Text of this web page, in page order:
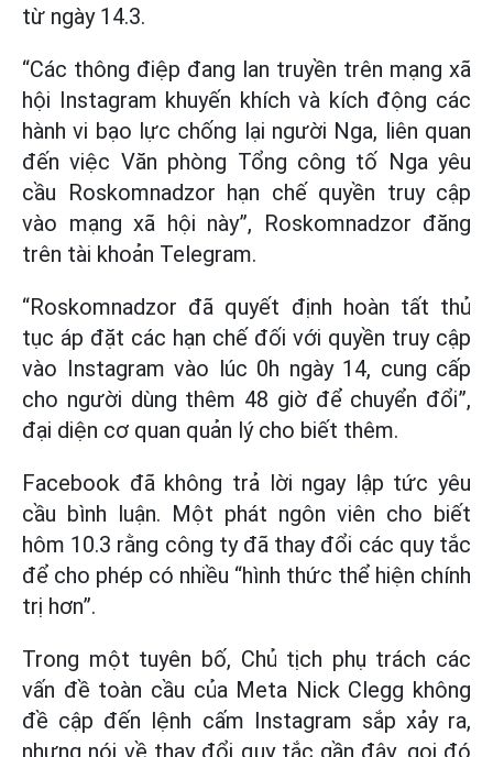
từ ngày 14.3.
“Các thông điệp đang lan truyền trên mạng xã
hội Instagram khuyến khích và kích động các
hành vi bạo lực chống lại người Nga, liên quan
đến việc Văn phòng Tổng công tố Nga yêu
cầu Roskomnadzor hạn chế quyền truy cập
vào mạng xã hội này”, Roskomnadzor đăng
trên tài khoản Telegram.
“Roskomnadzor đã quyết định hoàn tất thủ
tục áp đặt các hạn chế đối với quyền truy cập
vào Instagram vào lúc 0h ngày 14, cung cấp
cho người dùng thêm 48 giờ để chuyển đổi”,
đại diện cơ quan quản lý cho biết thêm.
Facebook đã không trả lời ngay lập tức yêu
cầu bình luận. Một phát ngôn viên cho biết
hôm 10.3 rằng công ty đã thay đổi các quy tắc
để cho phép có nhiều “hình thức thể hiện chính
trị hơn”.
Trong một tuyên bố, Chủ tịch phụ trách các
vấn đề toàn cầu của Meta Nick Clegg không
đề cập đến lệnh cấm Instagram sắp xảy ra,
nhưng nói về thay đổi quy tắc gần đây, gọi đó